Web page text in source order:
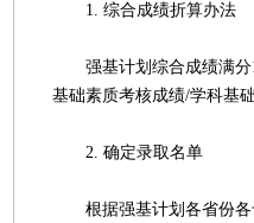
1. 综合成绩折算办法
强基计划综合成绩满分
基础素质考核成绩/学科基
2. 确定录取名单
根据强基计划各省份各